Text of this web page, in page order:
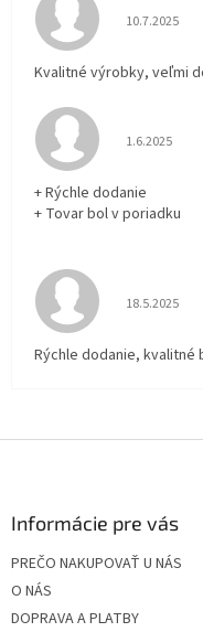
10.7.2025
Kvalitné výrobky, veľmi
1.6.2025
+ Rýchle dodanie
+ Tovar bol v poriadku
18.5.2025
Rýchle dodanie, kvalitné
Informácie pre vás
PREČO NAKUPOVAŤ U NÁS
O NÁS
DOPRAVA A PLATBY